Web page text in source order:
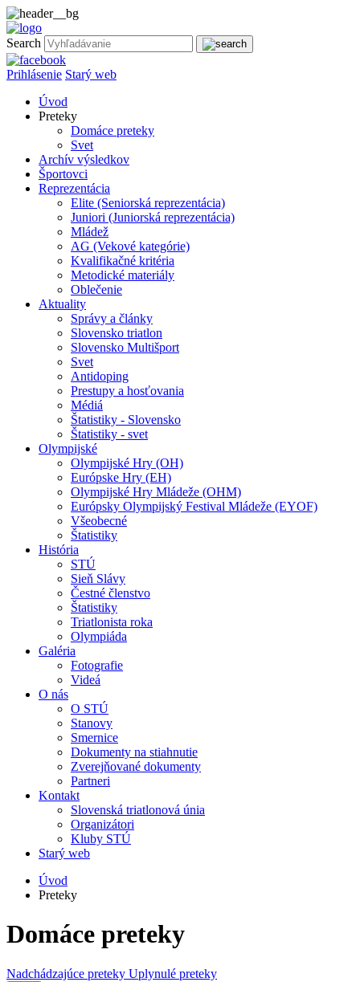
Search
Prihlásenie Starý web
Úvod
Preteky
Domáce preteky
Svet
Archív výsledkov
Športovci
Reprezentácia
Elite (Seniorská reprezentácia)
Juniori (Juniorská reprezentácia)
Mládež
AG (Vekové kategórie)
Kvalifikačné kritéria
Metodické materiály
Oblečenie
Aktuality
Správy a články
Slovensko triatlon
Slovensko Multišport
Svet
Antidoping
Prestupy a hosťovania
Médiá
Štatistiky - Slovensko
Štatistiky - svet
Olympijské
Olympijské Hry (OH)
Európske Hry (EH)
Olympijské Hry Mládeže (OHM)
Európsky Olympijský Festival Mládeže (EYOF)
Všeobecné
Štatistiky
História
STÚ
Sieň Slávy
Čestné členstvo
Štatistiky
Triatlonista roka
Olympiáda
Galéria
Fotografie
Videá
O nás
O STÚ
Stanovy
Smernice
Dokumenty na stiahnutie
Zverejňované dokumenty
Partneri
Kontakt
Slovenská triatlonová únia
Organizátori
Kluby STÚ
Starý web
Úvod
Preteky
Domáce preteky
Nadchádzajúce preteky Uplynulé preteky